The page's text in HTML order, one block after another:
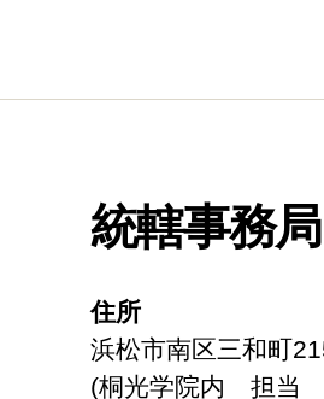
統轄事務局
住所
浜松市南区三和町
(桐光学院内 担当